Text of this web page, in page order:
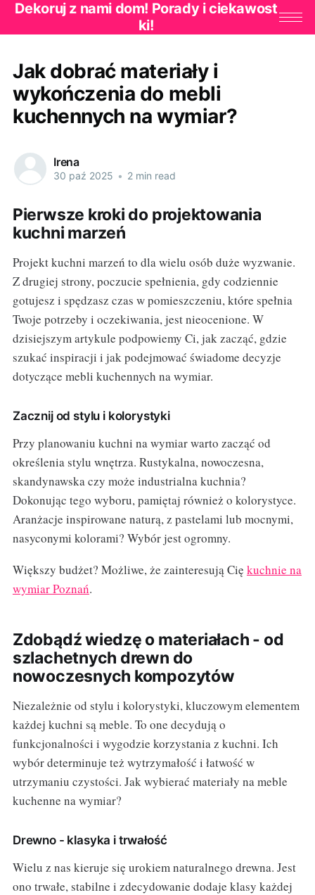
Dekoruj z nami dom! Porady i ciekawost
ki!
Jak dobrać materiały i
wykończenia do mebli
kuchennych na wymiar?
Irena
30 paź 2025 • 2 min read
Pierwsze kroki do projektowania
kuchni marzeń
Projekt kuchni marzeń to dla wielu osób duże wyzwanie.
Z drugiej strony, poczucie spełnienia, gdy codziennie
gotujesz i spędzasz czas w pomieszczeniu, które spełnia
Twoje potrzeby i oczekiwania, jest nieocenione. W
dzisiejszym artykule podpowiemy Ci, jak zacząć, gdzie
szukać inspiracji i jak podejmować świadome decyzje
dotyczące mebli kuchennych na wymiar.
Zacznij od stylu i kolorystyki
Przy planowaniu kuchni na wymiar warto zacząć od
określenia stylu wnętrza. Rustykalna, nowoczesna,
skandynawska czy może industrialna kuchnia?
Dokonując tego wyboru, pamiętaj również o kolorystyce.
Aranżacje inspirowane naturą, z pastelami lub mocnymi,
nasyconymi kolorami? Wybór jest ogromny.
Większy budżet? Możliwe, że zainteresują Cię kuchnie na
wymiar Poznań.
Zdobądź wiedzę o materiałach - od
szlachetnych drewn do
nowoczesnych kompozytów
Niezależnie od stylu i kolorystyki, kluczowym elementem
każdej kuchni są meble. To one decydują o
funkcjonalności i wygodzie korzystania z kuchni. Ich
wybór determinuje też wytrzymałość i łatwość w
utrzymaniu czystości. Jak wybierać materiały na meble
kuchenne na wymiar?
Drewno - klasyka i trwałość
Wielu z nas kieruje się urokiem naturalnego drewna. Jest
ono trwałe, stabilne i zdecydowanie dodaje klasy każdej